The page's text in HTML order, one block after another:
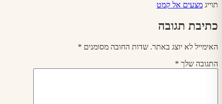
תוייג מצעים אל קמט
כתיבת תגובה
האימייל לא יוצג באתר. שדות החובה מסומנים *
התגובה שלך *